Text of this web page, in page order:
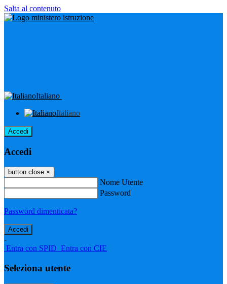
Salta al contenuto
Italiano
Italiano
Accedi
Accedi
button close ×
Nome Utente
Password
Password dimenticata?
-
Entra con SPID Entra con CIE
Seleziona utente